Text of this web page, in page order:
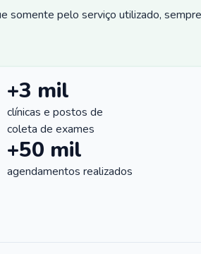
somente pelo serviço utilizado,
+3 mil
clínicas e postos de
coleta de exames
+50 mil
agendamentos realizados